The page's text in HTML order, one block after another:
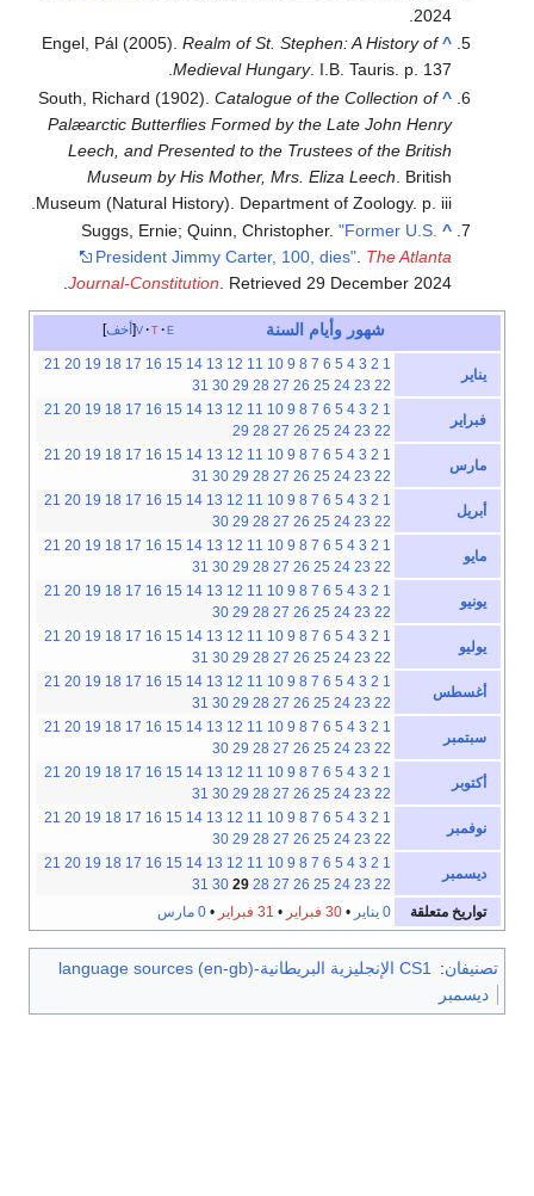
2024
^
Engel, Pál (2005).Realm of St. Stephen: A History of
Medieval Hungary. I.B. Tauris. p. 137.
^
South, Richard (1902).Catalogue of the Collection of
Palæarctic Butterflies Formed by the Late John Henry
Leech, and Presented to the Trustees of the British
Museum by His Mother, Mrs. Eliza Leech . British
Museum (Natural History). Department of Zoology. p. iii.
^
Suggs, Ernie; Quinn, Christopher."Former U.S.
President Jimmy Carter, 100, dies" The Atlanta
Journal-Constitution . Retrieved 29 December 2024
.
أخف v t e شهور وأيام السنة
يناير
1
2
3
4
5
6
7
8
9
10
11
12
13
14
15
16
17
18
19
20
21
22
23
24
25
26
27
28
29
30
31
فبراير
1
2
3
4
5
6
7
8
9
10
11
12
13
14
15
16
17
18
19
20
21
22
23
24
25
26
27
28
29
مارس
1
2
3
4
5
6
7
8
9
10
11
12
13
14
15
16
17
18
19
20
21
22
23
24
25
26
27
28
29
30
31
أبريل
1
2
3
4
5
6
7
8
9
10
11
12
13
14
15
16
17
18
19
20
21
22
23
24
25
26
27
28
29
30
مايو
1
2
3
4
5
6
7
8
9
10
11
12
13
14
15
16
17
18
19
20
21
22
23
24
25
26
27
28
29
30
31
يونيو
1
2
3
4
5
6
7
8
9
10
11
12
13
14
15
16
17
18
19
20
21
22
23
24
25
26
27
28
29
30
يوليو
1
2
3
4
5
6
7
8
9
10
11
12
13
14
15
16
17
18
19
20
21
22
23
24
25
26
27
28
29
30
31
أغسطس
1
2
3
4
5
6
7
8
9
10
11
12
13
14
15
16
17
18
19
20
21
22
23
24
25
26
27
28
29
30
31
سبتمبر
1
2
3
4
5
6
7
8
9
10
11
12
13
14
15
16
17
18
19
20
21
22
23
24
25
26
27
28
29
30
أكتوبر
1
2
3
4
5
6
7
8
9
10
11
12
13
14
15
16
17
18
19
20
21
22
23
24
25
26
27
28
29
30
31
نوفمبر
1
2
3
4
5
6
7
8
9
10
11
12
13
14
15
16
17
18
19
20
21
22
23
24
25
26
27
28
29
30
ديسمبر
1
2
3
4
5
6
7
8
9
10
11
12
13
14
15
16
17
18
19
20
21
22
23
24
25
26
27
28
29
30
31
تواريخ متعلقة
0 يناير •30 فبراير • 31 فبراير •0 مارس
تصنيفان: CS1 الإنجليزية البريطانية-language sources (en-gb)
ديسمبر